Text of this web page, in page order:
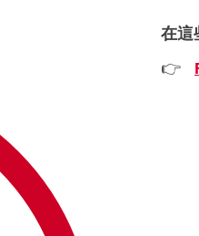
在這
👉